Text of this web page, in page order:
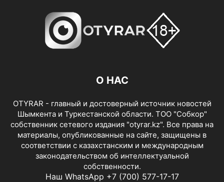
О НАС
OTYRAR - главный и достоверный источник новостей
Шымкента и Туркестанской области. ТОО "Собкор"
собственник сетевого издания "otyrar.kz". Все права на
материалы, опубликованные на сайте, защищены в
соответствии с казахстанским и международным
законодательством об интеллектуальной
собственности.
Наш WhatsApp +7 (700) 577-17-17